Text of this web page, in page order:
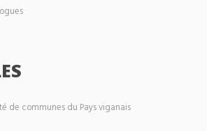
de communes du Pays viganais